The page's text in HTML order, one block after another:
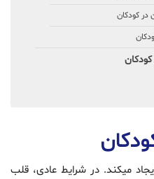
در کودکان
میکند. در شرایط عادی، قلب